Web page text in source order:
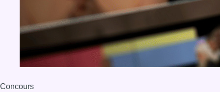
Concours